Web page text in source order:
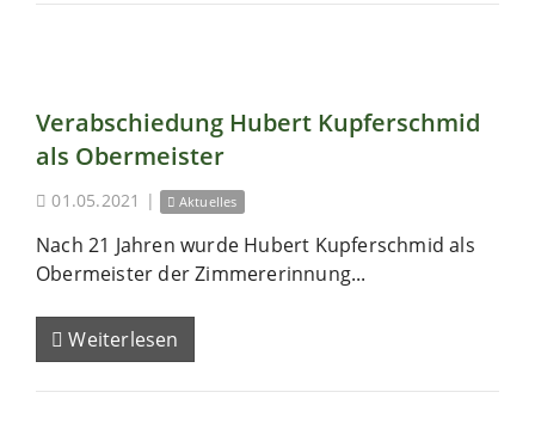
Verabschiedung Hubert Kupferschmid
als Obermeister
01.05.2021 | Aktuelles
Nach 21 Jahren wurde Hubert Kupferschmid als
Obermeister der Zimmererinnung...
Weiterlesen